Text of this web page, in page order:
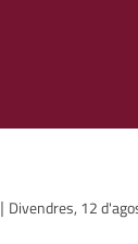
| Divendres, 12